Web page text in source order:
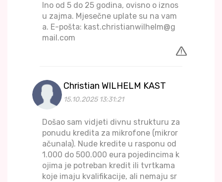
lno od 5 do 25 godina, ovisno o iznos
u zajma. Mjesečne uplate su na vam
a. E-pošta: kast.christianwilhelm@g
mail.com
Christian WILHELM KAST
15.10.2025 13:31:21
Došao sam vidjeti divnu strukturu za
ponudu kredita za mikrofone (mikror
ačunala). Nude kredite u rasponu od
1.000 do 500.000 eura pojedincima k
ojima je potreban kredit ili tvrtkama
koje imaju kvalifikacije, ali nemaju sr